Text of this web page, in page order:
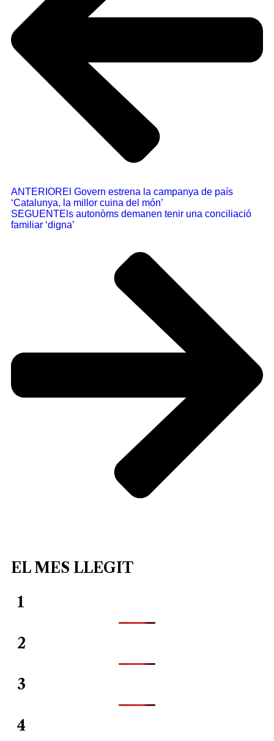
ANTERIOREl Govern estrena la campanya de país
‘Catalunya, la millor cuina del món’
SEGUENTEls autonòms demanen tenir una conciliació
familiar ‘digna’
EL MES LLEGIT
1
2
3
4